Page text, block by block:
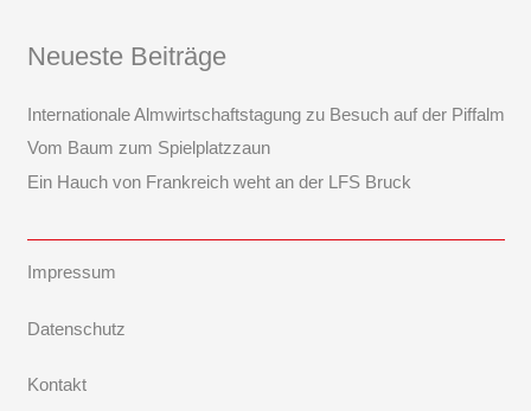
Neueste Beiträge
Internationale Almwirtschaftstagung zu Besuch auf der Piffalm
Vom Baum zum Spielplatzzaun
Ein Hauch von Frankreich weht an der LFS Bruck
Impressum
Datenschutz
Kontakt